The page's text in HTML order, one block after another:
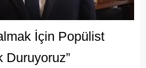
İçin Popülist
Duruyoruz”